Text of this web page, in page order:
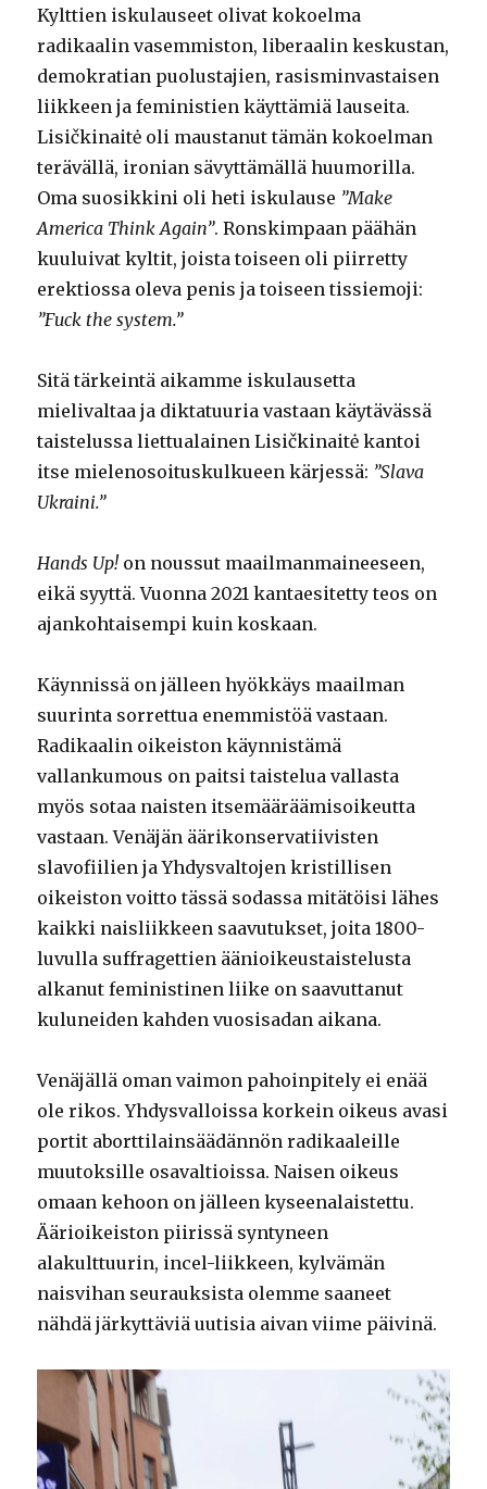
Kylttien iskulauseet olivat kokoelma
radikaalin vasemmiston, liberaalin keskustan,
demokratian puolustajien, rasisminvastaisen
liikkeen ja feministien käyttämiä lauseita.
Lisičkinaitė oli maustanut tämän kokoelman
terävällä, ironian sävyttämällä huumorilla.
Oma suosikkini oli heti iskulause ”Make
America Think Again”. Ronskimpaan päähän
kuuluivat kyltit, joista toiseen oli piirretty
erektiossa oleva penis ja toiseen tissiemoji:
”Fuck the system.”
Sitä tärkeintä aikamme iskulausetta
mielivaltaa ja diktatuuria vastaan käytävässä
taistelussa liettualainen Lisičkinaitė kantoi
itse mielenosoituskulkueen kärjessä: ”Slava
Ukraini.”
Hands Up!on noussut maailmanmaineeseen,
eikä syyttä. Vuonna 2021 kantaesitetty teos on
ajankohtaisempi kuin koskaan.
Käynnissä on jälleen hyökkäys maailman
suurinta sorrettua enemmistöä vastaan.
Radikaalin oikeiston käynnistämä
vallankumous on paitsi taistelua vallasta
myös sotaa naisten itsemääräämisoikeutta
vastaan. Venäjän äärikonservatiivisten
slavofiilien ja Yhdysvaltojen kristillisen
oikeiston voitto tässä sodassa mitätöisi lähes
kaikki naisliikkeen saavutukset, joita 1800-
luvulla suffragettien äänioikeustaistelusta
alkanut feministinen liike on saavuttanut
kuluneiden kahden vuosisadan aikana.
Venäjällä oman vaimon pahoinpitely ei enää
ole rikos. Yhdysvalloissa korkein oikeus avasi
portit aborttilainsäädännön radikaaleille
muutoksille osavaltioissa. Naisen oikeus
omaan kehoon on jälleen kyseenalaistettu.
Äärioikeiston piirissä syntyneen
alakulttuurin, incel-liikkeen, kylvämän
naisvihan seurauksista olemme saaneet
nähdä järkyttäviä uutisia aivan viime päivinä.